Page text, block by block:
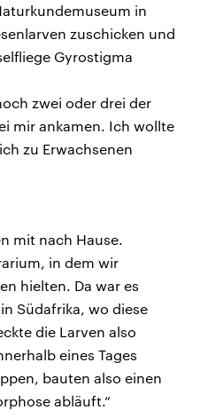
in
zuschicken und
Gyrostigma
zwei oder drei der
mir ankamen. Ich wollte
zu Erwachsenen
mit nach Hause.
in dem wir
hielten. Da war es
Südafrika, wo diese
die Larven also
eines Tages
bauten also einen
abläuft.“